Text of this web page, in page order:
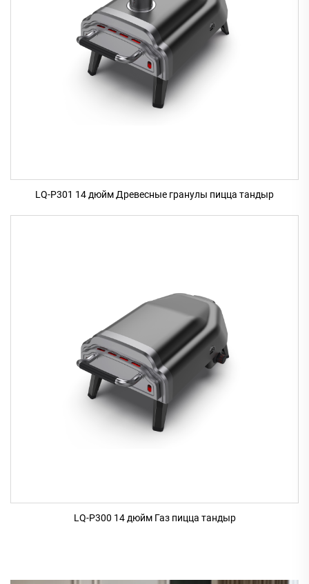
LQ-P301 14 дюйм Древесные гранулы пицца тандыр
LQ-P300 14 дюйм Газ пицца тандыр